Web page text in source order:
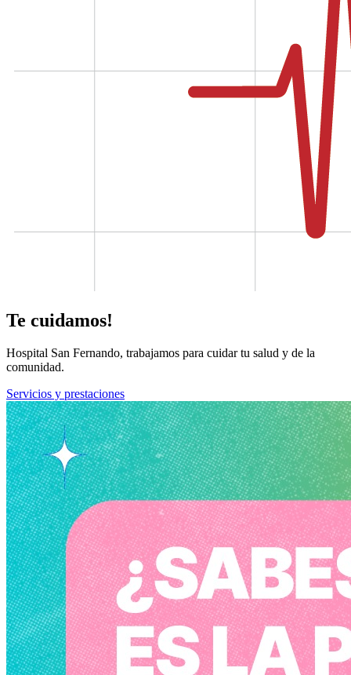
Te cuidamos!
Hospital San Fernando, trabajamos para cuidar tu salud y de la
comunidad.
Servicios y prestaciones